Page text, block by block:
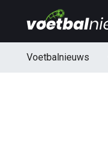
Voetbalnieuws